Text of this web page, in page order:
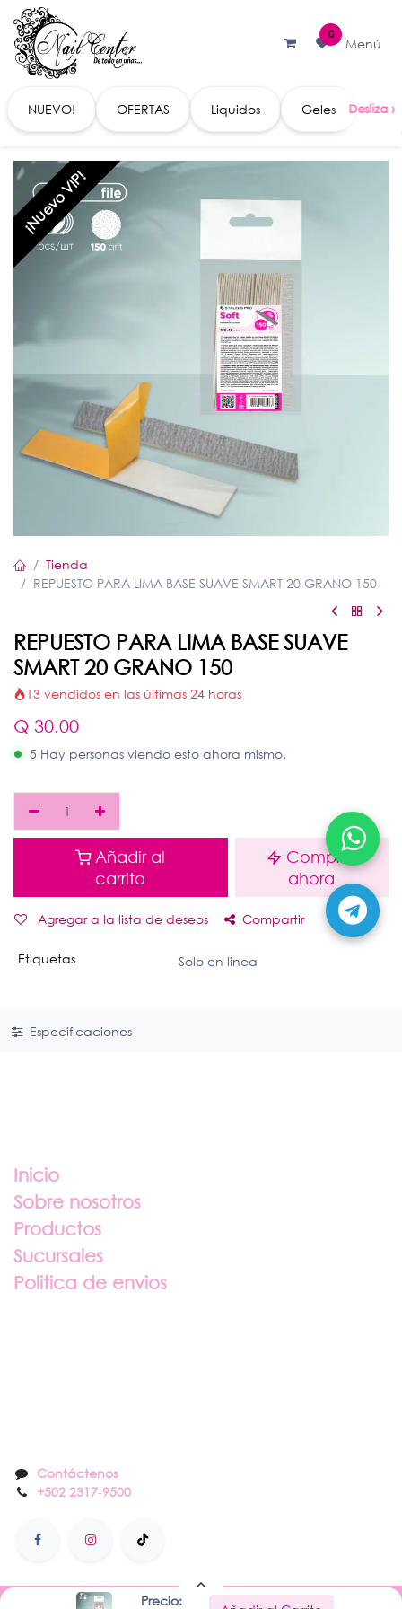
Ir al contenido
Precio:
0
Menú
NUEVO! OFERTAS Liquidos Geles
¡Nuevo VIP!
Tienda
REPUESTO PARA LIMA BASE SUAVE SMART 20 GRANO 150
REPUESTO PARA LIMA BASE SUAVE
SMART 20 GRANO 150
13 vendidos en las últimas 24 horas
Q 30.00
5 Hay personas viendo esto ahora mismo.
Añadir al
carrito
Comprar
ahora
Agregar a la lista de deseos Compartir
Etiquetas Solo en linea
Especificaciones
Inicio
Sobre nosotros
Productos
Sucursales
Politica de envios
Contáctenos
+502 2317-9500